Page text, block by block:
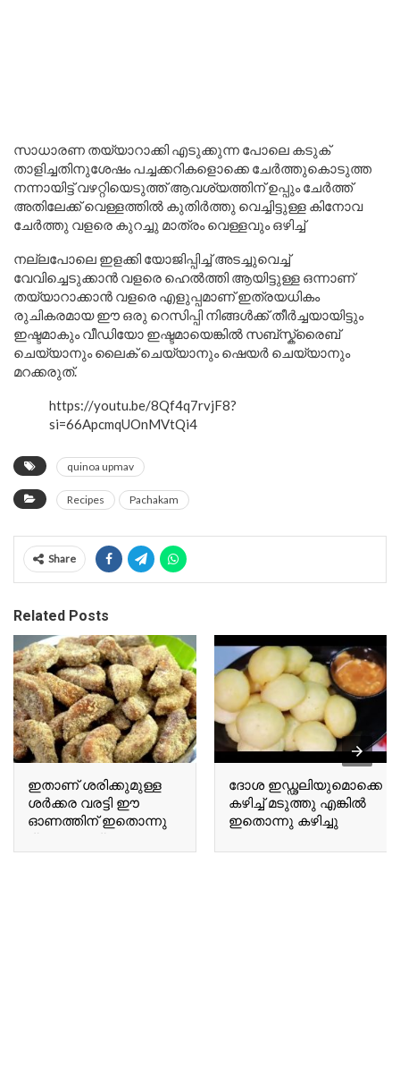
സാധാരണ തയ്യാറാക്കി എടുക്കുന്ന പോലെ കടുക്
താളിച്ചതിനുശേഷം പച്ചക്കറികളൊക്കെ ചേർത്തുകൊടുത്ത
നന്നായിട്ട് വഴറ്റിയെടുത്ത് ആവശ്യത്തിന് ഉപ്പും ചേർത്ത്
അതിലേക്ക് വെള്ളത്തിൽ കുതിർത്തു വെച്ചിട്ടുള്ള കിനോവ
ചേർത്തു വളരെ കുറച്ചു മാത്രം വെള്ളവും ഒഴിച്ച്
നല്ലപോലെ ഇളക്കി യോജിപ്പിച്ച് അടച്ചുവെച്ച്
വേവിച്ചെടുക്കാൻ വളരെ ഹെൽത്തി ആയിട്ടുള്ള ഒന്നാണ്
തയ്യാറാക്കാൻ വളരെ എളുപ്പമാണ് ഇത്രയധികം
രുചികരമായ ഈ ഒരു റെസിപ്പി നിങ്ങൾക്ക് തീർച്ചയായിട്ടും
ഇഷ്ടമാകും വീഡിയോ ഇഷ്ടമായെങ്കിൽ സബ്സ്ക്രൈബ്
ചെയ്യാനും ലൈക് ചെയ്യാനും ഷെയർ ചെയ്യാനും
മറക്കരുത്.
https://youtu.be/8Qf4q7rvjF8?
si=66ApcmqUOnMVtQi4
quinoa upmav
Recipes Pachakam
Share
Related Posts
ഇതാണ് ശരിക്കുമുള്ള
ശർക്കര വരട്ടി ഈ
ഓണത്തിന് ഇതൊന്നു
ട്രൈ ചെയ്തു നോക്കൂ
This is the authentic
ദോശ ഇഡ്ഢലിയുമൊക്കെ
കഴിച്ച് മടുത്തു എങ്കിൽ
ഇതൊന്നു കഴിച്ചു
of eating dosa and idli,